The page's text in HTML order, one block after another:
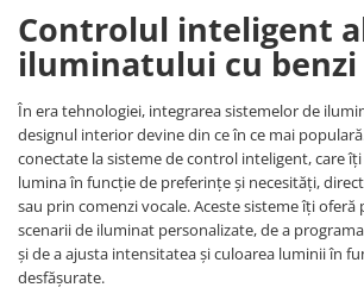
Controlul inteligent
iluminatului cu benzi
În era tehnologiei, integrarea sistemelor de
designul interior devine din ce în ce mai
conectate la sisteme de control inteligent, care
lumina în funcție de preferințe și necesități,
sau prin comenzi vocale. Aceste sisteme îți oferă
scenarii de iluminat personalizate, de a
și de a ajusta intensitatea și culoarea luminii în
desfășurate.